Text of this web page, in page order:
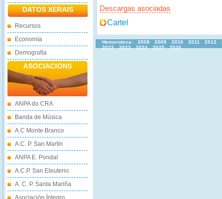
DATOS XERAIS
Recursos
Economía
Demografía
ASOCIACIONS
ANPA do CRA
Banda de Música
A.C Monte Branco
A.C. P. San Martín
ANPA E. Pondal
A.C.P. San Eleuterio
A. C. P. Santa Mariña
Asociación Íntegro
Descargas asociadas
Cartel
Hemeroteca: 2008 2009 2010 2011 2012
2022
2023 2024 2025 2026